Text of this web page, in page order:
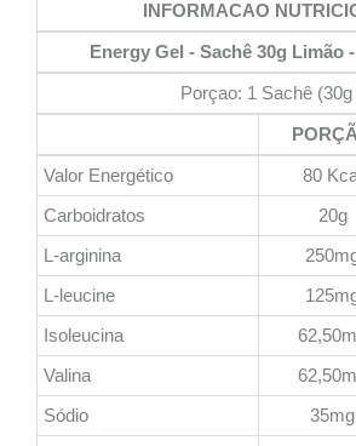
INFORMACAO
Energy Gel - Sachê 30g Limão
Porçao: 1 Sachê (30g
Valor Energético
80
Carboidratos
20g
L-arginina
L-leucine
Isoleucina
Valina
Sódio
35mg